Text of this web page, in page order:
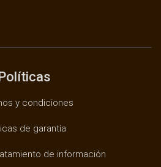
Políticas
y condiciones
de garantía
de información